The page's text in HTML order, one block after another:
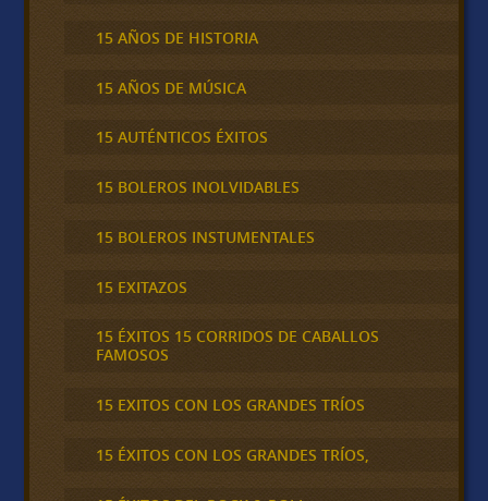
15 AÑOS DE HISTORIA
15 AÑOS DE MÚSICA
15 AUTÉNTICOS ÉXITOS
15 BOLEROS INOLVIDABLES
15 BOLEROS INSTUMENTALES
15 EXITAZOS
15 ÉXITOS 15 CORRIDOS DE CABALLOS
FAMOSOS
15 EXITOS CON LOS GRANDES TRÍOS
15 ÉXITOS CON LOS GRANDES TRÍOS,